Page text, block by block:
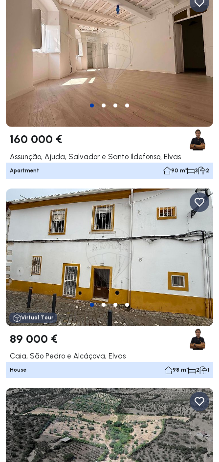
160 000 €
Assunção, Ajuda, Salvador e Santo Ildefonso, Elvas
Apartment 90 m² 3 2
Virtual Tour
89 000 €
Caia, São Pedro e Alcáçova, Elvas
House 98 m² 2 1